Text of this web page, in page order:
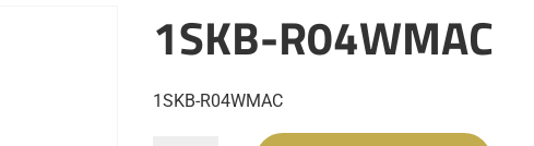
1SKB-R04WMAC
1SKB-R04WMAC